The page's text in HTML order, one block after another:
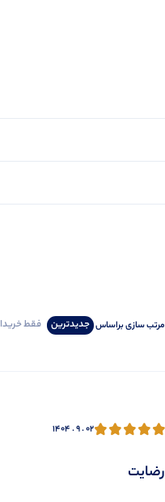
مرتب‌ سازی‌ بر‌اساس جدیدترین فقط‌
۱۴۰۴ . ۹ . ۰۲
رضایت